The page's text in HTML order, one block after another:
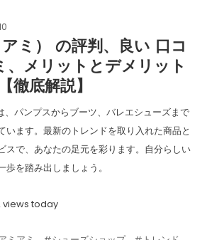
ミ） の評判、良い 口コ
、メリットとデメリット
徹底解説】
パンプスからブーツ、バレエシューズまで
います。最新のトレンドを取り入れた商品と
スで、あなたの足元を彩ります。自分らしい
を踏み出しましょう。
views today